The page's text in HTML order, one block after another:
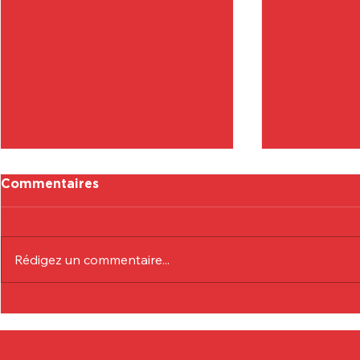
Commentaires
Rédigez un commentaire...